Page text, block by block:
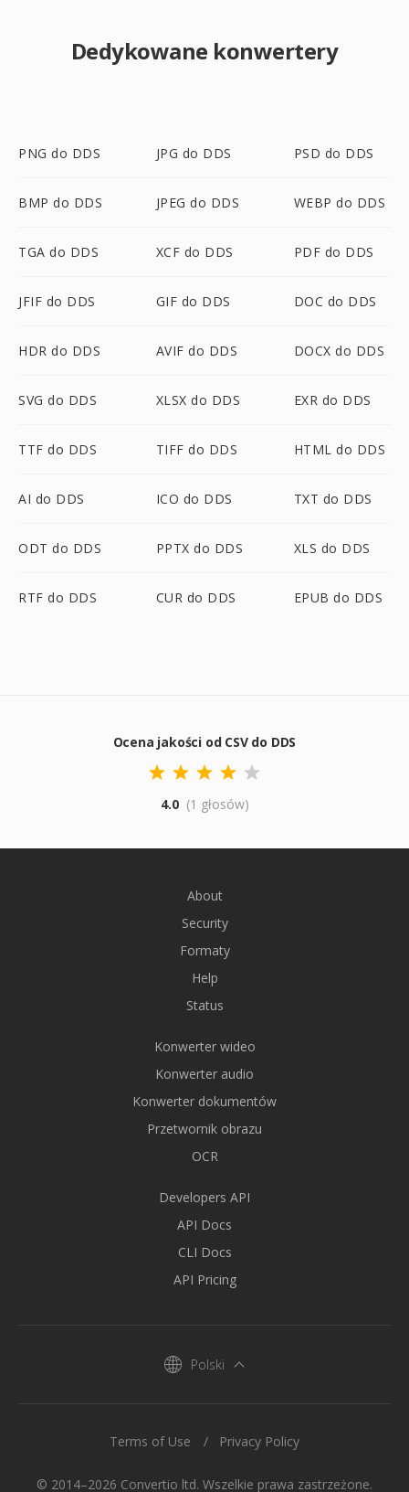
Dedykowane konwertery
PNG do DDS JPG do DDS PSD do DDS
BMP do DDS JPEG do DDS WEBP do DDS
TGA do DDS XCF do DDS PDF do DDS
JFIF do DDS GIF do DDS DOC do DDS
HDR do DDS AVIF do DDS DOCX do DDS
SVG do DDS XLSX do DDS EXR do DDS
TTF do DDS TIFF do DDS HTML do DDS
AI do DDS ICO do DDS TXT do DDS
ODT do DDS PPTX do DDS XLS do DDS
RTF do DDS CUR do DDS EPUB do DDS
Ocena jakości od CSV do DDS
4.0 (1 głosów)
About
Security
Formaty
Help
Status
Konwerter wideo
Konwerter audio
Konwerter dokumentów
Przetwornik obrazu
OCR
Developers API
API Docs
CLI Docs
API Pricing
Polski
© 2014–2026 Convertio ltd. Wszelkie prawa zastrzeżone.
Terms of Use Privacy Policy